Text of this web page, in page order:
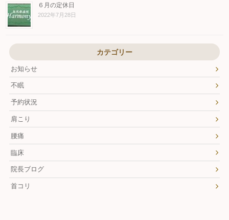
６月の定休日
2022年7月28日
カテゴリー
お知らせ
不眠
予約状況
肩こり
腰痛
臨床
院長ブログ
首コリ